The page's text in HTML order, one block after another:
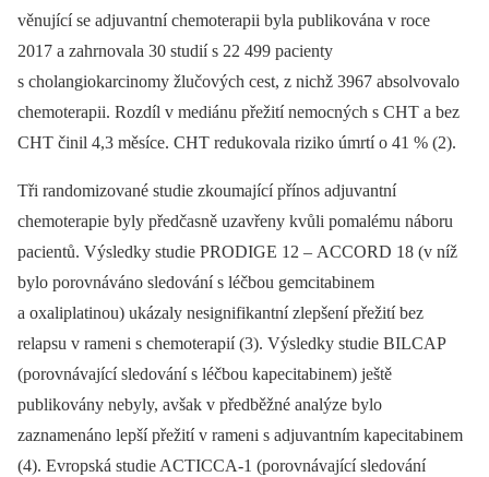
věnující se adjuvantní chemoterapii byla publikována v roce
2017 a zahrnovala 30 studií s 22 499 pacienty
s cholangiokarcinomy žlučových cest, z nichž 3967 absolvovalo
chemoterapii. Rozdíl v mediánu přežití nemocných s CHT a bez
CHT činil 4,3 měsíce. CHT redukovala riziko úmrtí o 41 % (2).
Tři randomizované studie zkoumající přínos adjuvantní
chemoterapie byly předčasně uzavřeny kvůli pomalému náboru
pacientů. Výsledky studie PRODIGE 12 –⁠ ACCORD 18 (v níž
bylo porovnáváno sledování s léčbou gemcitabinem
a oxaliplatinou) ukázaly nesignifikantní zlepšení přežití bez
relapsu v rameni s chemoterapií (3). Výsledky studie BILCAP
(porovnávající sledování s léčbou kapecitabinem) ještě
publikovány nebyly, avšak v předběžné analýze bylo
zaznamenáno lepší přežití v rameni s adjuvantním kapecitabinem
(4). Evropská studie ACTICCA-1 (porovnávající sledování